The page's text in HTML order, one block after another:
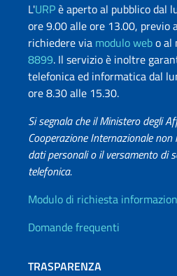
L'URPè aperto al pubblico dal
ore 9.00 alle ore 13.00, previo
richiedere via modulo webo al
8899. Il servizio è inoltre
telefonica ed informatica dal
ore 8.30 alle 15.30.
Si segnala che il Ministero degli
Cooperazione Internazionale
dati personali o il versamento di
telefonica.
Info utili
Modulo di richiesta
Domande frequenti
TRASPARENZA